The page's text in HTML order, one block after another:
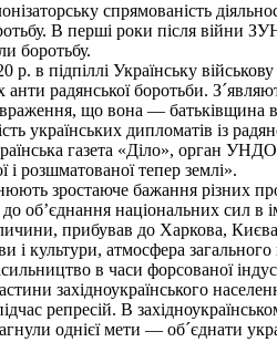
спрямованість
В перші роки після війни
боротьбу.
в підпіллі Українську
радянської боротьби.
що вона — батьківщина
українських дипломатів із
газета «Діло», орган
і розшматованої тепер землі».
зростаюче бажання різних
до об’єднання національних сил
прибував до Харкова,
і культури, атмосфера
в часи форсованої
західноукраїнського
репресій. В
однієї мети — об´єднати